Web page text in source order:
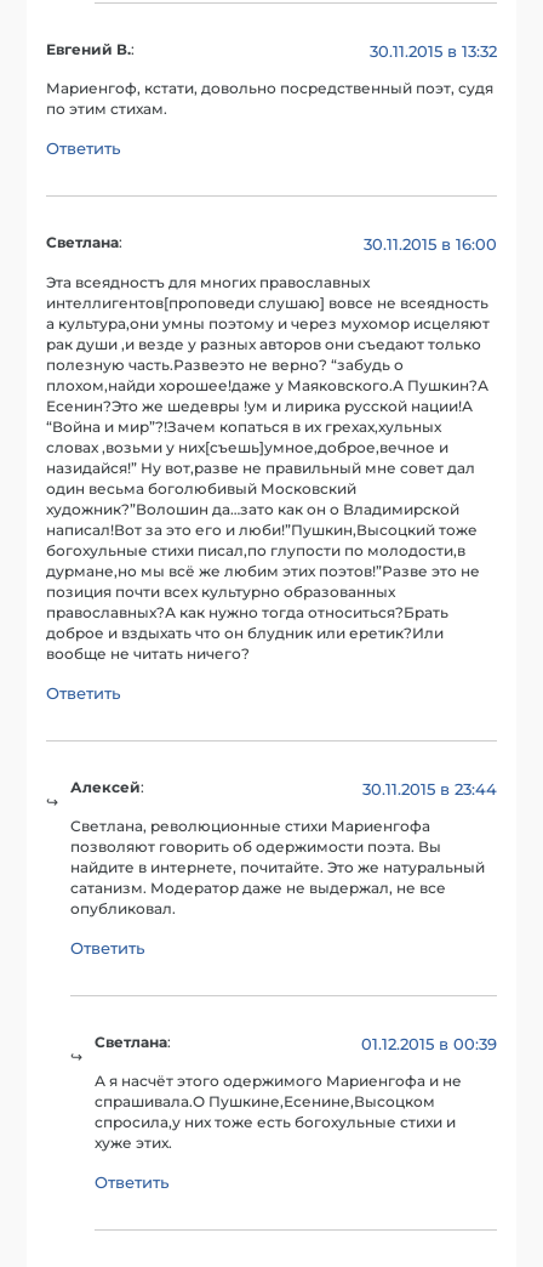
Евгений В.: 30.11.2015 в 13:32
Мариенгоф, кстати, довольно посредственный поэт, судя
по этим стихам.
Ответить
Светлана: 30.11.2015 в 16:00
Эта всеядностъ для многих православных
интеллигентов[проповеди слушаю] вовсе не всеядность
а культура,они умны поэтому и через мухомор исцеляют
рак души ,и везде у разных авторов они съедают только
полезную часть.Развеэто не верно? “забудь о
плохом,найди хорошее!даже у Маяковского.А Пушкин?А
Есенин?Это же шедевры !ум и лирика русской нации!А
“Война и мир”?!Зачем копаться в их грехах,хульных
словах ,возьми у них[съешь]умное,доброе,вечное и
назидайся!” Ну вот,разве не правильный мне совет дал
один весьма боголюбивый Московский
художник?”Волошин да…зато как он о Владимирской
написал!Вот за это его и люби!”Пушкин,Высоцкий тоже
богохульные стихи писал,по глупости по молодости,в
дурмане,но мы всё же любим этих поэтов!”Разве это не
позиция почти всех культурно образованных
православных?А как нужно тогда относиться?Брать
доброе и вздыхать что он блудник или еретик?Или
вообще не читать ничего?
Ответить
Алексей: 30.11.2015 в 23:44
Светлана, революционные стихи Мариенгофа
позволяют говорить об одержимости поэта. Вы
найдите в интернете, почитайте. Это же натуральный
сатанизм. Модератор даже не выдержал, не все
опубликовал.
Ответить
Светлана: 01.12.2015 в 00:39
А я насчёт этого одержимого Мариенгофа и не
спрашивала.О Пушкине,Есенине,Высоцком
спросила,у них тоже есть богохульные стихи и
хуже этих.
Ответить